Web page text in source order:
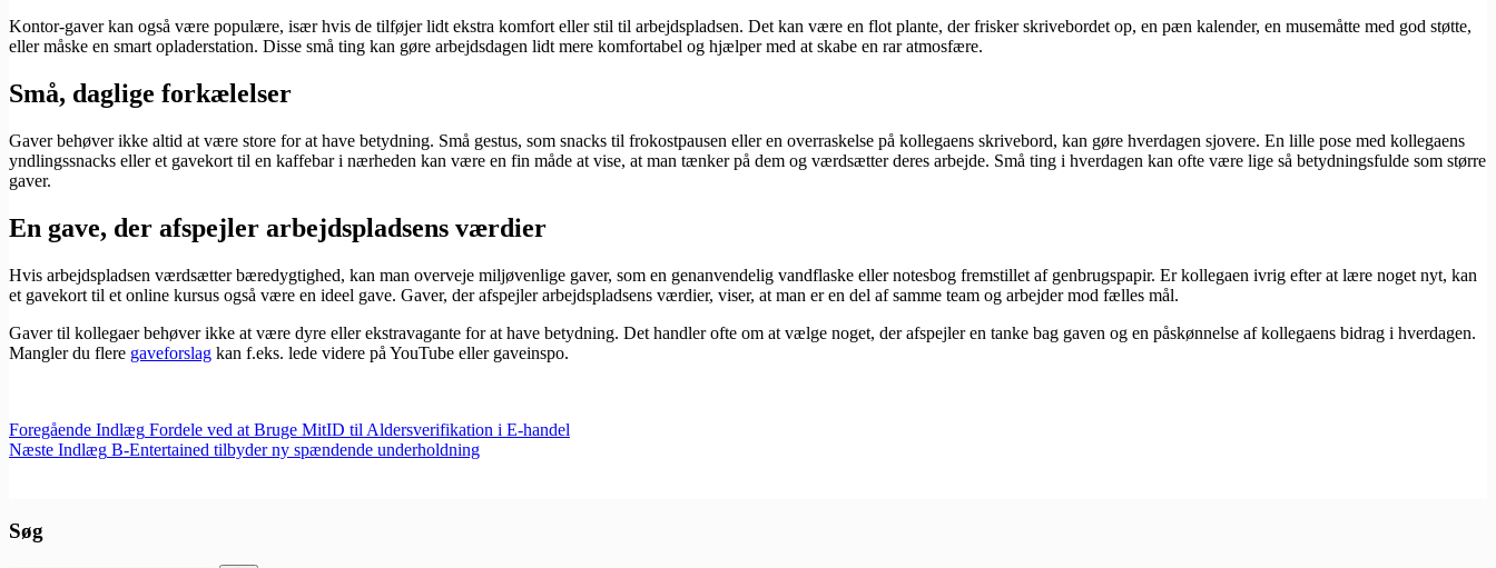
Kontor-gaver kan også være populære, især hvis de tilføjer lidt ekstra komfort eller stil til arbejdspladsen. Det kan være en flot plante, der frisker skrivebordet op, en pæn kalender, en musemåtte med god støtte,
eller måske en smart opladerstation. Disse små ting kan gøre arbejdsdagen lidt mere komfortabel og hjælper med at skabe en rar atmosfære.
Små, daglige forkælelser
Gaver behøver ikke altid at være store for at have betydning. Små gestus, som snacks til frokostpausen eller en overraskelse på kollegaens skrivebord, kan gøre hverdagen sjovere. En lille pose med kollegaens
yndlingssnacks eller et gavekort til en kaffebar i nærheden kan være en fin måde at vise, at man tænker på dem og værdsætter deres arbejde. Små ting i hverdagen kan ofte være lige så betydningsfulde som større
gaver.
En gave, der afspejler arbejdspladsens værdier
Hvis arbejdspladsen værdsætter bæredygtighed, kan man overveje miljøvenlige gaver, som en genanvendelig vandflaske eller notesbog fremstillet af genbrugspapir. Er kollegaen ivrig efter at lære noget nyt, kan
et gavekort til et online kursus også være en ideel gave. Gaver, der afspejler arbejdspladsens værdier, viser, at man er en del af samme team og arbejder mod fælles mål.
Gaver til kollegaer behøver ikke at være dyre eller ekstravagante for at have betydning. Det handler ofte om at vælge noget, der afspejler en tanke bag gaven og en påskønnelse af kollegaens bidrag i hverdagen.
Mangler du flere gaveforslag kan f.eks. lede videre på YouTube eller gaveinspo.
Foregående Indlæg Fordele ved at Bruge MitID til Aldersverifikation i E-handel
Næste Indlæg B-Entertained tilbyder ny spændende underholdning
Søg